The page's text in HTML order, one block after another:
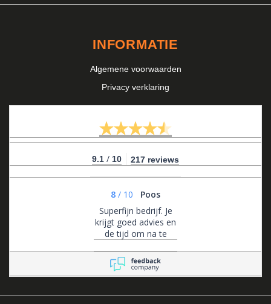
INFORMATIE
Algemene voorwaarden
Privacy verklaring
9.1 / 10 217 reviews
8 / 10
Poos
Superfijn bedrijf. Je
krijgt goed advies en
de tijd om na te
bereikbaar voor
advies en flexibel in
het maken van